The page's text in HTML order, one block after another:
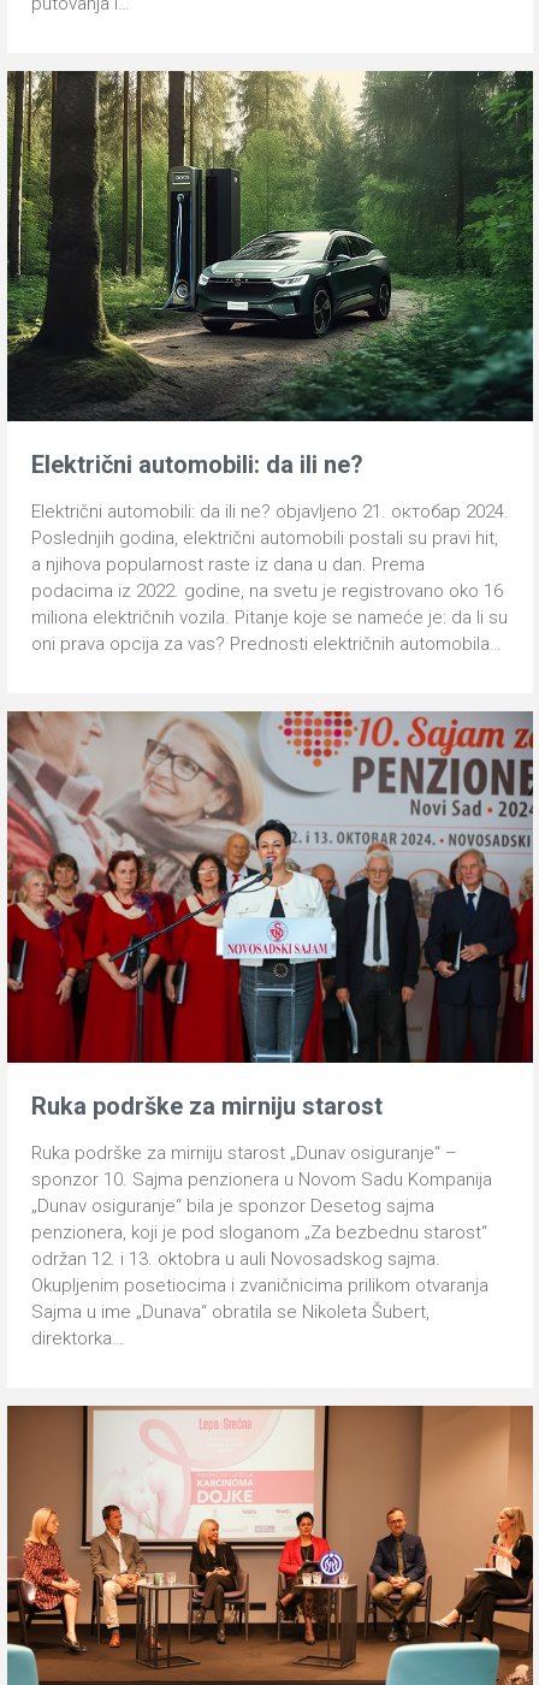
Električni automobili: da ili ne?
Električni automobili: da ili ne? objavljeno 21. октобар 2024.
Poslednjih godina, električni automobili postali su pravi hit,
a njihova popularnost raste iz dana u dan. Prema
podacima iz 2022. godine, na svetu je registrovano oko 16
miliona električnih vozila. Pitanje koje se nameće je: da li su
oni prava opcija za vas? Prednosti električnih automobila…
Ruka podrške za mirniju starost
Ruka podrške za mirniju starost „Dunav osiguranje“ –
sponzor 10. Sajma penzionera u Novom Sadu Kompanija
„Dunav osiguranje“ bila je sponzor Desetog sajma
penzionera, koji je pod sloganom „Za bezbednu starost“
održan 12. i 13. oktobra u auli Novosadskog sajma.
Okupljenim posetiocima i zvaničnicima prilikom otvaranja
Sajma u ime „Dunava“ obratila se Nikoleta Šubert,
direktorka…